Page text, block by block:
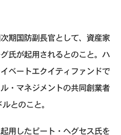
期国防副長官として、資産家
氏が起用されるとのこと。ハ
ベートエクイティファンドで
・マネジメントの共同創業者
とのこと。
用したピート・ヘグセス氏を